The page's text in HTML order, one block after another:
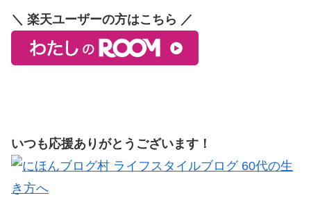
＼ 楽天ユーザーの方はこちら ／
いつも応援ありがとうございます！